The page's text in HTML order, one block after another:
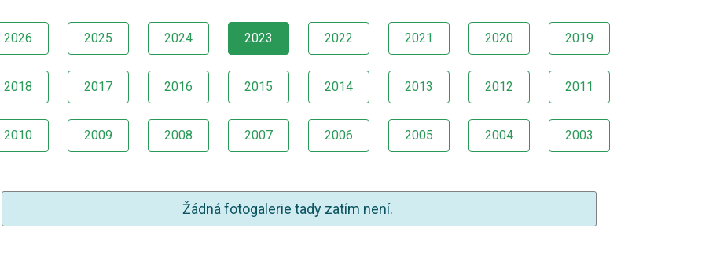
2026 2025 2024 2023 2022 2021 2020 2019
2018 2017 2016 2015 2014 2013 2012 2011
2010 2009 2008 2007 2006 2005 2004 2003
Žádná fotogalerie tady zatím není.